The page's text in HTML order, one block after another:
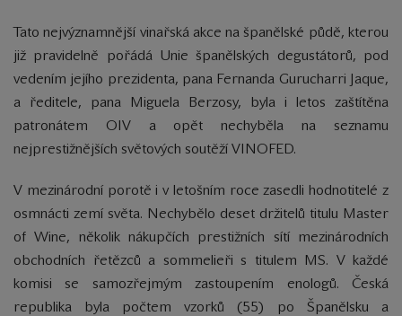
Tato nejvýznamnější vinařská akce na španělské půdě, kterou
již pravidelně pořádá Unie španělských degustátorů, pod
vedením jejího prezidenta, pana Fernanda Gurucharri Jaque,
a ředitele, pana Miguela Berzosy, byla i letos zaštítěna
patronátem OIV a opět nechyběla na seznamu
nejprestižnějších světových soutěží VINOFED.
V mezinárodní porotě i v letošním roce zasedli hodnotitelé z
osmnácti zemí světa. Nechybělo deset držitelů titulu Master
of Wine, několik nákupčích prestižních sítí mezinárodních
obchodních řetězců a sommelieři s titulem MS. V každé
komisi se samozřejmým zastoupením enologů. Česká
republika byla počtem vzorků (55) po Španělsku a